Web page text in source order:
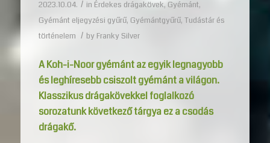
2023.10.04. / in Érdekes drágakövek, Gyémánt,
Gyémánt eljegyzési gyűrű, Gyémántgyűrű, Tudástár és
történelem / by Franky Silver
A Koh-i-Noor gyémánt az egyik legnagyobb
és leghíresebb csiszolt gyémánt a világon.
Klasszikus drágakövekkel foglalkozó
sorozatunk következő tárgya ez a csodás
drágakő.